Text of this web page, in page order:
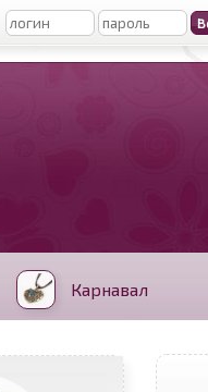
Карнавал